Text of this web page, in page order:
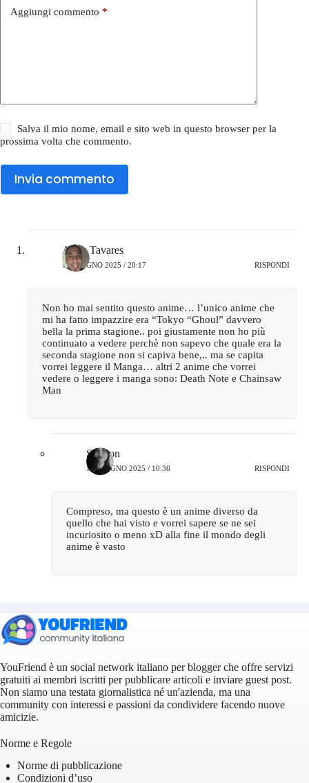
Aggiungi commento *
Salva il mio nome, email e sito web in questo browser per la
prossima volta che commento.
Invia commento
Akim Tavares
15 GIUGNO 2025 / 20:17 RISPONDI
Non ho mai sentito questo anime… l’unico anime che
mi ha fatto impazzire era “Tokyo “Ghoul” davvero
bella la prima stagione.. poi giustamente non ho più
continuato a vedere perchè non sapevo che quale era la
seconda stagione non si capiva bene,.. ma se capita
vorrei leggere il Manga… altri 2 anime che vorrei
vedere o leggere i manga sono: Death Note e Chainsaw
Man
Stranon
16 GIUGNO 2025 / 10:36 RISPONDI
Compreso, ma questo è un anime diverso da
quello che hai visto e vorrei sapere se ne sei
incuriosito o meno xD alla fine il mondo degli
anime è vasto
YouFriend è un social network italiano per blogger che offre servizi
gratuiti ai membri iscritti per pubblicare articoli e inviare guest post.
Non siamo una testata giornalistica né un'azienda, ma una
community con interessi e passioni da condividere facendo nuove
amicizie.
Norme e Regole
Norme di pubblicazione
Condizioni d’uso